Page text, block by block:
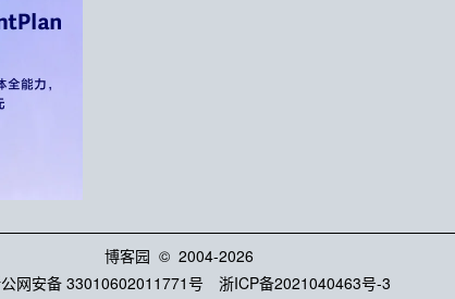
博客园 © 2004-2026
网安备 33010602011771号
浙ICP备2021040463号-3